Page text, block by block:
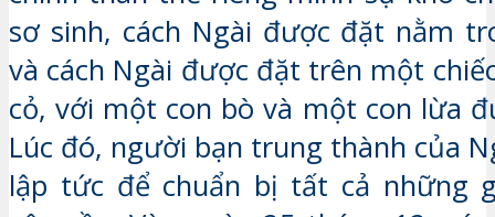
sơ sinh, cách Ngài được đặt nằm
và cách Ngài được đặt trên một
cỏ, với một con bò và một con lừa
Lúc đó, người bạn trung thành của
lập tức để chuẩn bị tất cả những